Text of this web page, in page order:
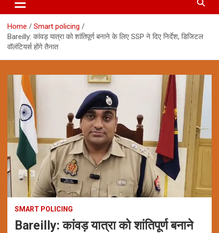
Home
Smart policing
Bareilly: कांवड़ यात्रा को शांतिपूर्ण बनाने के लिए SSP ने दिए निर्देश, डिजिटल
वॉलंटियर्स होंगे तैनात
SMART POLICING
Bareilly: कांवड़ यात्रा को शांतिपूर्ण बनाने